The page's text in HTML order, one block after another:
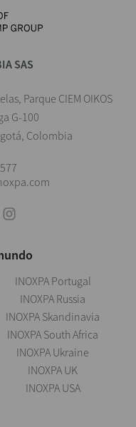
SAS
Parque CIEM OIKOS
G-100
Colombia
INOXPA Portugal
INOXPA Russia
INOXPA Skandinavia
INOXPA South Africa
INOXPA Ukraine
INOXPA UK
INOXPA USA